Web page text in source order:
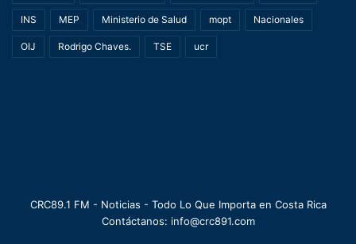
INS MEP Ministerio de Salud mopt Nacionales
OIJ Rodrigo Chaves. TSE ucr
CRC89.1 FM - Noticias - Todo Lo Que Importa en Costa Rica
Contáctanos: info@crc891.com